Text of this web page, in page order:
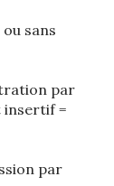
sans
par
insertif =
par